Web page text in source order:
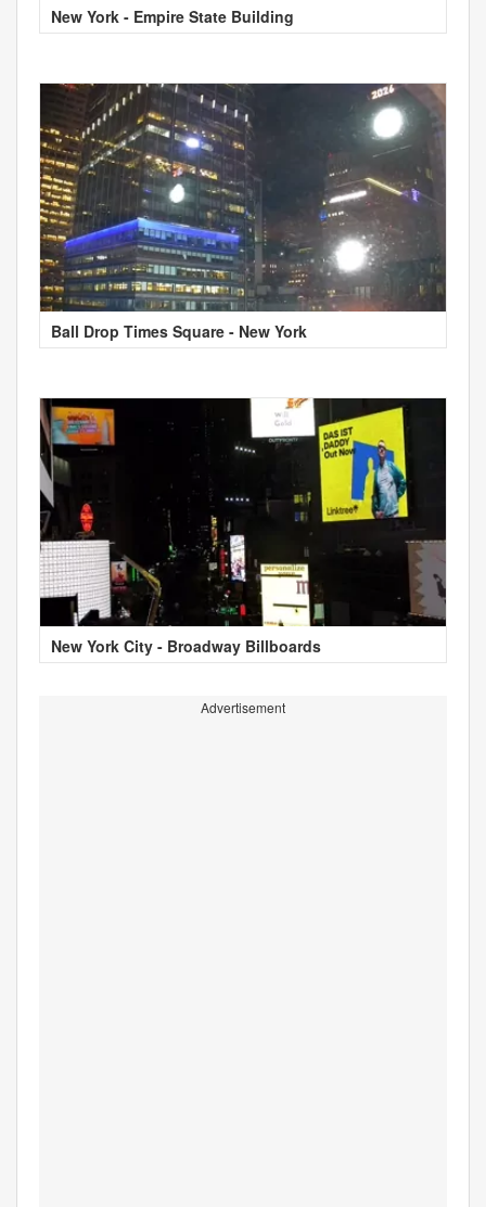
New York - Empire State Building
Ball Drop Times Square - New York
New York City - Broadway Billboards
Advertisement